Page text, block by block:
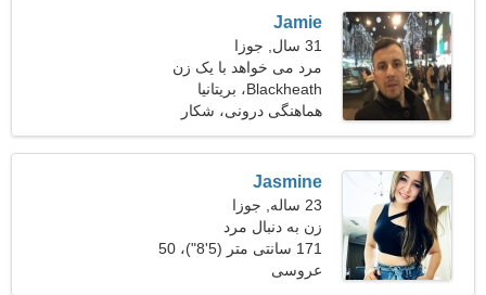
Jamie
31 سال, جوزا
مرد می خواهد با یک زن
ملاقات کند
Blackheath، بریتانیا
هماهنگی درونی، شکار
Jasmine
23 ساله, جوزا
زن به دنبال مرد
171 سانتی متر (5'8")، 50
کیلوگرم (110 پوند)
عروسی